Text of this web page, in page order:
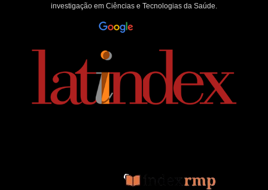
investigação em Ciências e Tecnologias da Saúde.